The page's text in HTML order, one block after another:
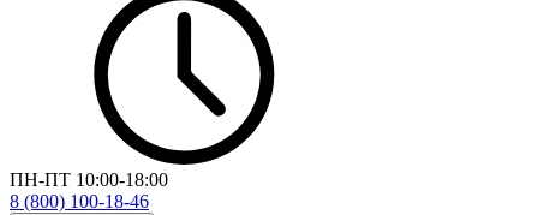
ПН-ПТ 10:00-18:00
8 (800) 100-18-46